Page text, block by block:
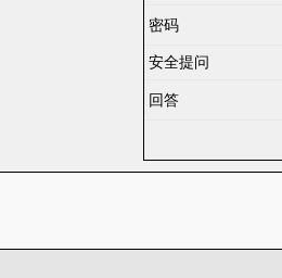
密码
安全提问
回答